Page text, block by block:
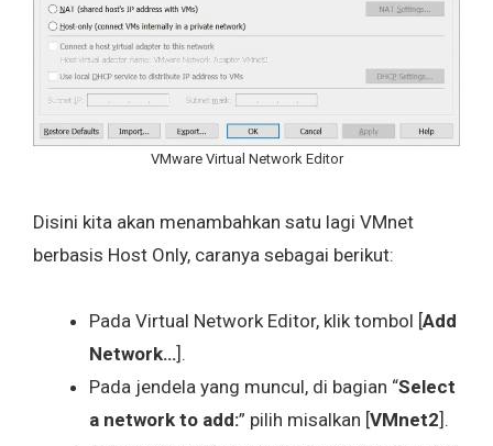
VMware Virtual Network Editor
Disini kita akan menambahkan satu lagi VMnet
berbasis Host Only, caranya sebagai berikut:
Pada Virtual Network Editor, klik tombol [Add
Network…].
Pada jendela yang muncul, di bagian “Select
a network to add:” pilih misalkan [VMnet2].